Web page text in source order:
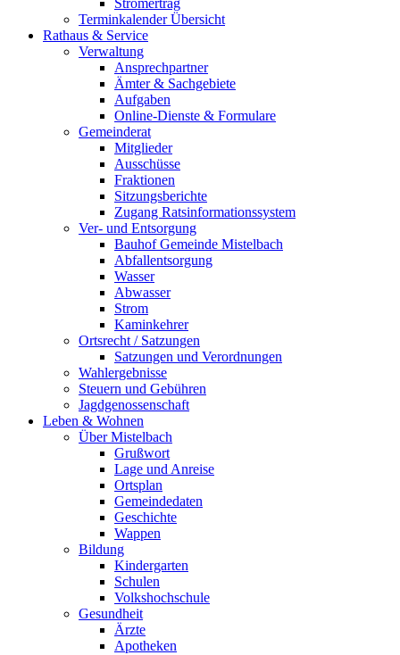
Stromertrag
Terminkalender Übersicht
Rathaus & Service
Verwaltung
Ansprechpartner
Ämter & Sachgebiete
Aufgaben
Online-Dienste & Formulare
Gemeinderat
Mitglieder
Ausschüsse
Fraktionen
Sitzungsberichte
Zugang Ratsinformationssystem
Ver- und Entsorgung
Bauhof Gemeinde Mistelbach
Abfallentsorgung
Wasser
Abwasser
Strom
Kaminkehrer
Ortsrecht / Satzungen
Satzungen und Verordnungen
Wahlergebnisse
Steuern und Gebühren
Jagdgenossenschaft
Leben & Wohnen
Über Mistelbach
Grußwort
Lage und Anreise
Ortsplan
Gemeindedaten
Geschichte
Wappen
Bildung
Kindergarten
Schulen
Volkshochschule
Gesundheit
Ärzte
Apotheken